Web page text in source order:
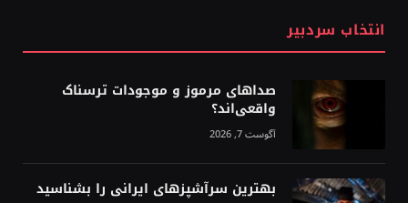
انتخاب سردبیر
صداهای مرموز و موجودات ترسناک
واقعی‌اند؟
آگوست 7, 2026
بهترین سرآشپزهای ایرانی را بشناسید